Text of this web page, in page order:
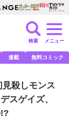
検索 メニュー
連載 無料コミック
殺しモンス
スゲイズ、